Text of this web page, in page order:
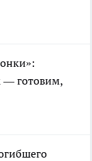
— готовим,